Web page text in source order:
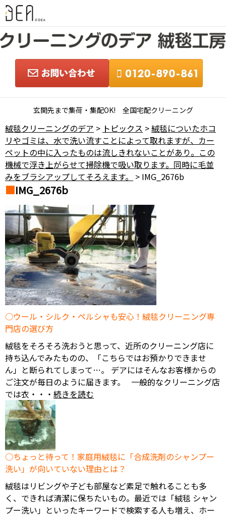
玄関先まで集荷・集配OK! 全国宅配クリーニング
絨毯クリーニングのデア > トピックス >絨毯についたホコ
リやゴミは、水で洗い流すことによって取れますが、カー
ペットの中に入ったものは流しきれないことがあり。この
機械で浮き上がらせて掃除機で吸い取ります。同時に毛並
みをブラシアップしてそろえます。
> IMG_2676b
IMG_2676b
ウール・シルク・ペルシャも安心！絨毯クリーニング専
門店の選び方
絨毯をそろそろ洗おうと思って、近所のクリーニング店に
持ち込んでみたものの、「こちらではお預かりできませ
ん」と断られてしまって…。 デアにはそんなお客様からの
ご注文が毎日のように届きます。 一般的なクリーニング店
では衣・・・ 続きを読む
ちょっと待って！家庭用絨毯に「合成洗剤のシャンプー
洗い」が向いていない理由とは？
絨毯はリビングや子ども部屋など素足で触れることも多
く、できれば清潔に保ちたいもの。最近では「絨毯 シャン
プー洗い」といったキーワードで検索する人も増え、ホー